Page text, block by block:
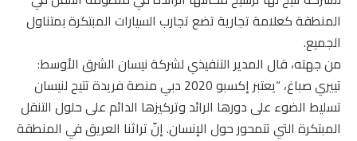
المنطقة كعلامة تجارية تضع تجارب السيارات المبتكرة بمتناول
الجميع.
من جهته، قال المدير التنفيذي لشركة نيسان الشرق الأوسط:
تييري صباغ، “يعتبر إكسبو 2020 دبي منصة فريدة تتيح لنيسان
تسليط الضوء على دورها الرائد وتركيزها الدائم على حلول التنقل
المبتكرة التي تتمحور حول الإنسان. إنّ تراثنا العريق في المنطقة